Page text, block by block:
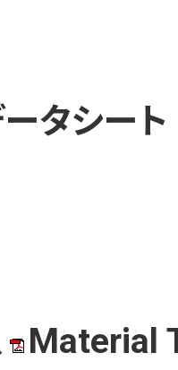
タシート
Material